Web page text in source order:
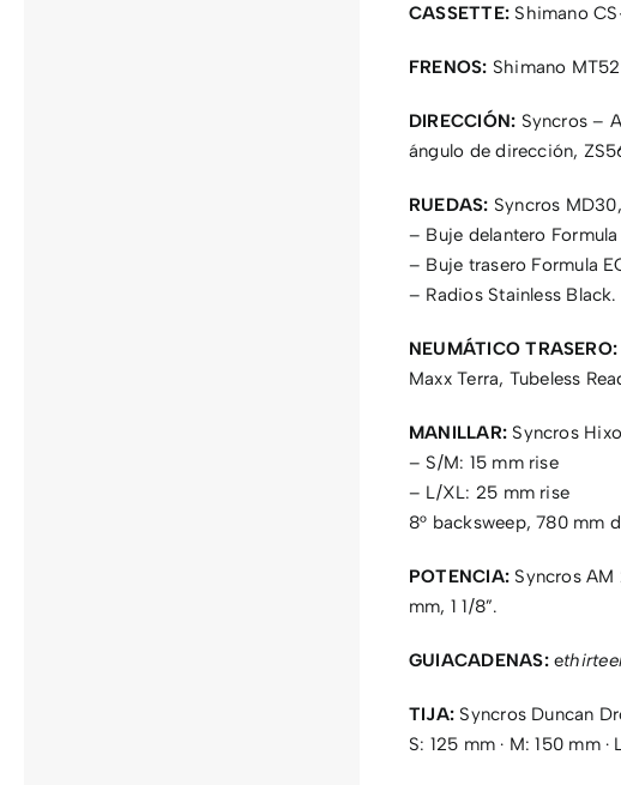
CASSETTE: Shimano
FRENOS: Shimano
DIRECCIÓN: Syncros –
ángulo de dirección,
RUEDAS: Syncros
– Buje delantero Formula
– Buje trasero Formula
– Radios Stainless Black.
NEUMÁTICO TRASERO:
Maxx Terra, Tubeless
MANILLAR: Syncros
– S/M: 15 mm rise
– L/XL: 25 mm rise
8° backsweep, 780 mm
POTENCIA: Syncros AM
mm, 1 1/8”.
GUIACADENAS:e
TIJA: Syncros Duncan
S: 125 mm · M: 150 mm